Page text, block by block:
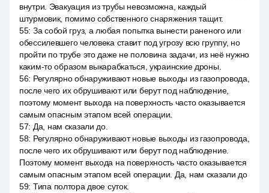
внутри. Эвакуация из трубы невозможна, каждый
штурмовик, помимо собственного снаряжения тащит.
55: За собой груз, а любая попытка вынести раненого или
обессилевшего человека ставит под угрозу всю группу, но
пройти по трубе это даже не половина задачи, из неё нужно
каким-то образом выкарабкаться, украинские дроны.
56: Регулярно обнаруживают новые выходы из газопровода,
после чего их обрушивают или берут под наблюдение,
поэтому момент выхода на поверхность часто оказывается
самым опасным этапом всей операции.
57: Да, нам сказали до.
58: Регулярно обнаруживают новые выходы из газопровода,
после чего их обрушивают или берут под наблюдение.
Поэтому момент выхода на поверхность часто оказывается
самым опасным этапом всей операции. Да, нам сказали до
59: Типа полтора двое суток.